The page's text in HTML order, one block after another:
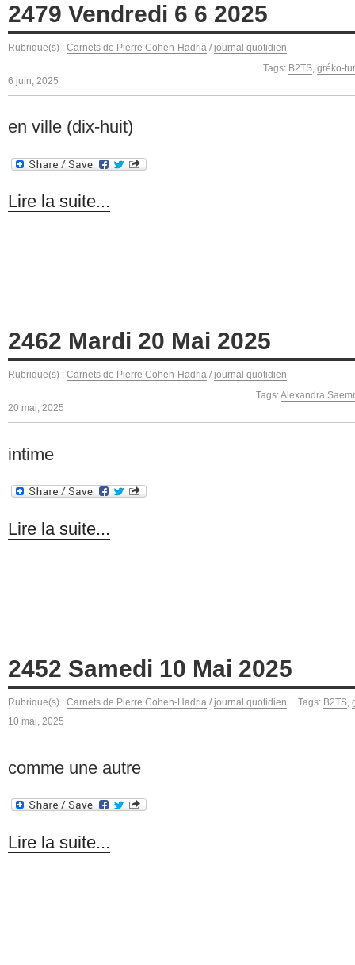
2479 Vendredi 6 6 2025
Rubrique(s) : Carnets de Pierre Cohen-Hadria / journal quotidien
Tags: B2TS gréko-
6 juin, 2025
en ville (dix-huit)
Lire la suite...
2462 Mardi 20 Mai 2025
Rubrique(s) : Carnets de Pierre Cohen-Hadria / journal quotidien
Tags:Alexandra
20 mai, 2025
intime
Lire la suite...
2452 Samedi 10 Mai 2025
Rubrique(s) : Carnets de Pierre Cohen-Hadria / journal quotidien Tags: B2TS,
10 mai, 2025
comme une autre
Lire la suite...